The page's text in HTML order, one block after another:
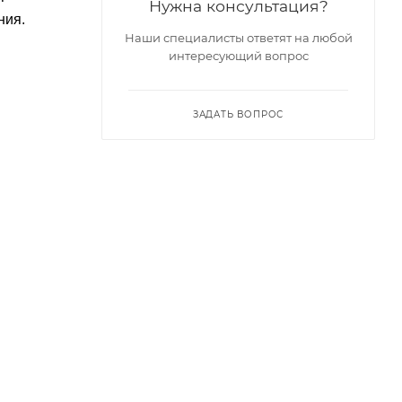
Нужна консультация?
Наши специалисты ответят на любой
интересующий вопрос
ЗАДАТЬ ВОПРОС